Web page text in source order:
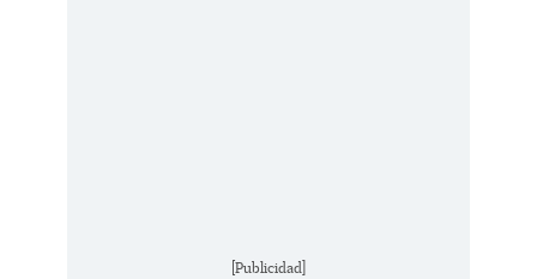
[Publicidad]